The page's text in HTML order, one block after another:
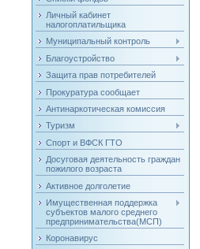
Личный кабинет
налогоплатильщика
Муниципальный контроль
Благоустройство
Защита прав потребителей
Прокуратура сообщает
Антинаркотическая комиссия
Туризм
Спорт и ВФСК ГТО
Досуговая деятельность граждан
пожилого возраста
Активное долголетие
Имущественная поддержка
субъектов малого среднего
предпринимательства(МСП)
Коронавирус